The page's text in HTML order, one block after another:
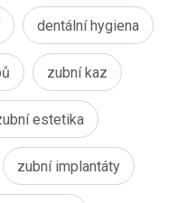
dentální hygiena
zubní kaz
estetika
zubní implantáty